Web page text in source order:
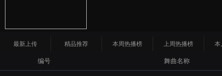
最新上传 精品推荐 本周热播榜 上周热播榜 本
编号 舞曲名称